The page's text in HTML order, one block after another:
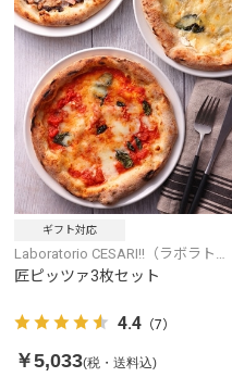
ギフト対応
Laboratorio CESARI!!（ラボラトリ
オチェザリ）
匠ピッツァ3枚セット
4.4 （7）
￥5,033(税・送料込)